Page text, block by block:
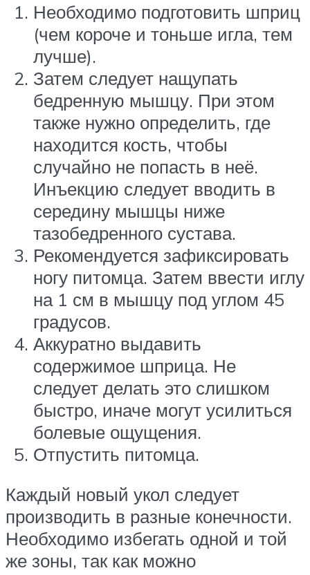
Необходимо подготовить шприц
(чем короче и тоньше игла, тем
лучше).
Затем следует нащупать
бедренную мышцу. При этом
также нужно определить, где
находится кость, чтобы
случайно не попасть в неё.
Инъекцию следует вводить в
середину мышцы ниже
тазобедренного сустава.
Рекомендуется зафиксировать
ногу питомца. Затем ввести иглу
на 1 см в мышцу под углом 45
градусов.
Аккуратно выдавить
содержимое шприца. Не
следует делать это слишком
быстро, иначе могут усилиться
болевые ощущения.
Отпустить питомца.
Каждый новый укол следует
производить в разные конечности.
Необходимо избегать одной и той
же зоны, так как можно